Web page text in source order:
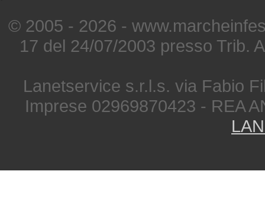
© 2005 - 2026 -
17 del 24/07/2003 presso Trib.
Lanetservice s.r.l.s. via Fabio
Imprese 02969870423 - REA